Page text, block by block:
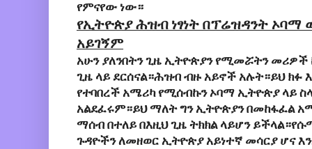
የምናየው ነው።
የኢትዮጵያ ሕዝብ ነፃነት በፕሬዝዳንት ኦባማ
አይገኝም
አሁን ያለንበትን ጊዜ ኢትዮጵያን የሚመሯትን
ጊዜ ላይ ደርሰናል።ሕዝብ ብዙ አይኖች አሉት።ይህ ክፉ
የተባበረች አሜሪካ የሚሰብኩን ኦባማ ኢትዮጵያ ላይ
አልደፈሩም።ይህ ማለት ግን ኢትዮጵያን በመከፋፈል
ማሰብ በተለይ በእዚህ ጊዜ ትክክል ላይሆን
ጉዳዮችን ለመዘወር ኢትዮጵያ አይነተኛ መሳርያ ሆና